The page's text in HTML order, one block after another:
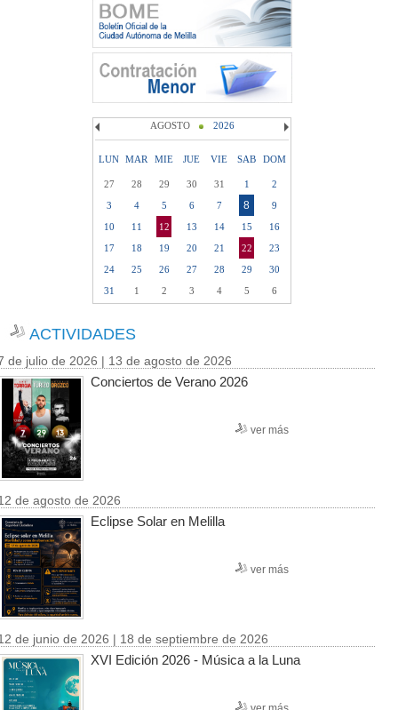
AGOSTO 2026
LUN MAR MIE JUE VIE SAB DOM
27 28 29 30 31 1
2
3
4 5 6 7 8
9
10
11 12 13 14 15
16
17
18 19 20 21 22
23
24
25 26 27 28 29
30
31
1 2 3 4 5 6
ACTIVIDADES
de julio de 2026 | 13 de agosto de 2026
Conciertos de Verano 2026
ver más
de agosto de 2026
Eclipse Solar en Melilla
ver más
de junio de 2026 | 18 de septiembre de 2026
XVI Edición 2026 - Música a la Luna